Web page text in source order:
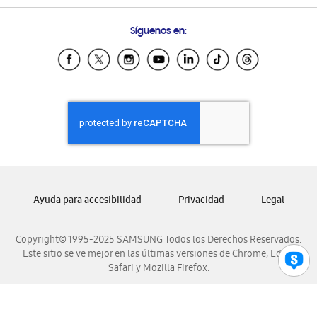
Samsung Ecuador
Samsung El Salvador
Samsung Honduras
Samsung Nicaragua
Samsung Panamá
Samsung Venezuela
Síguenos en:
Copyright© 1995-2025 SAMSUNG Todos los Derechos Reservados.
Este sitio se ve mejor en las últimas versiones de Chrome, Edge,
Safari y Mozilla Firefox.
Ayuda para accesibilidad Privacidad Legal